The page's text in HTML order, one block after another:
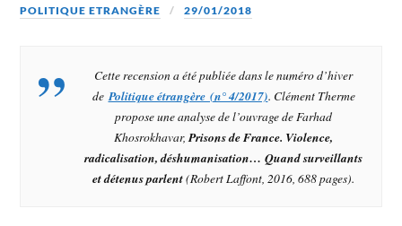
POLITIQUE ETRANGÈRE 29/01/2018
Cette recension a été publiée dans le numéro d’hiver
dePolitique étrangère (n° 4/2017). Clément Therme
propose une analyse de l’ouvrage de Farhad
Khosrokhavar,Prisons de France. Violence,
radicalisation, déshumanisation… Quand surveillants
et détenus parlent(Robert Laffont, 2016, 688 pages).